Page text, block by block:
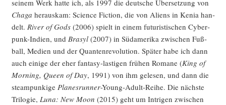
sei­nem Werk hat­te ich, als 1997 die deut­sche Über­set­zung von
Cha­ga her­aus­kam: Sci­ence Fic­tion, die von Ali­ens in Kenia han­
delt. River of Gods(2006) spielt in einem futu­ris­ti­schen Cyber­
punk-Indi­en, und Brasyl(2007) in Süd­ame­ri­ka zwi­schen Fuß­
ball, Medi­en und der Quan­ten­re­vo­lu­ti­on. Spä­ter habe ich dann
auch eini­ge der eher fan­ta­sy-las­ti­gen frü­hen Roma­ne (King of
Mor­ning, Queen of Day, 1991) von ihm gele­sen, und dann die
steam­pun­ki­ge Pla­nes­run­ner-Young-Adult-Rei­he. Die nächs­te
Tri­lo­gie, Luna: New Moon (2015) geht um Intri­gen zwi­schen